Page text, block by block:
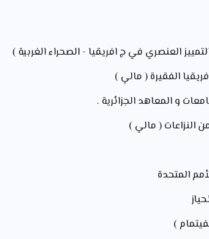
العنصري في ج افريقيا - الصحراء الغربية )
الفقيرة ( مالي )
و المعاهد الجزائرية .
من النزاعات ( مالي )
المتحدة
)